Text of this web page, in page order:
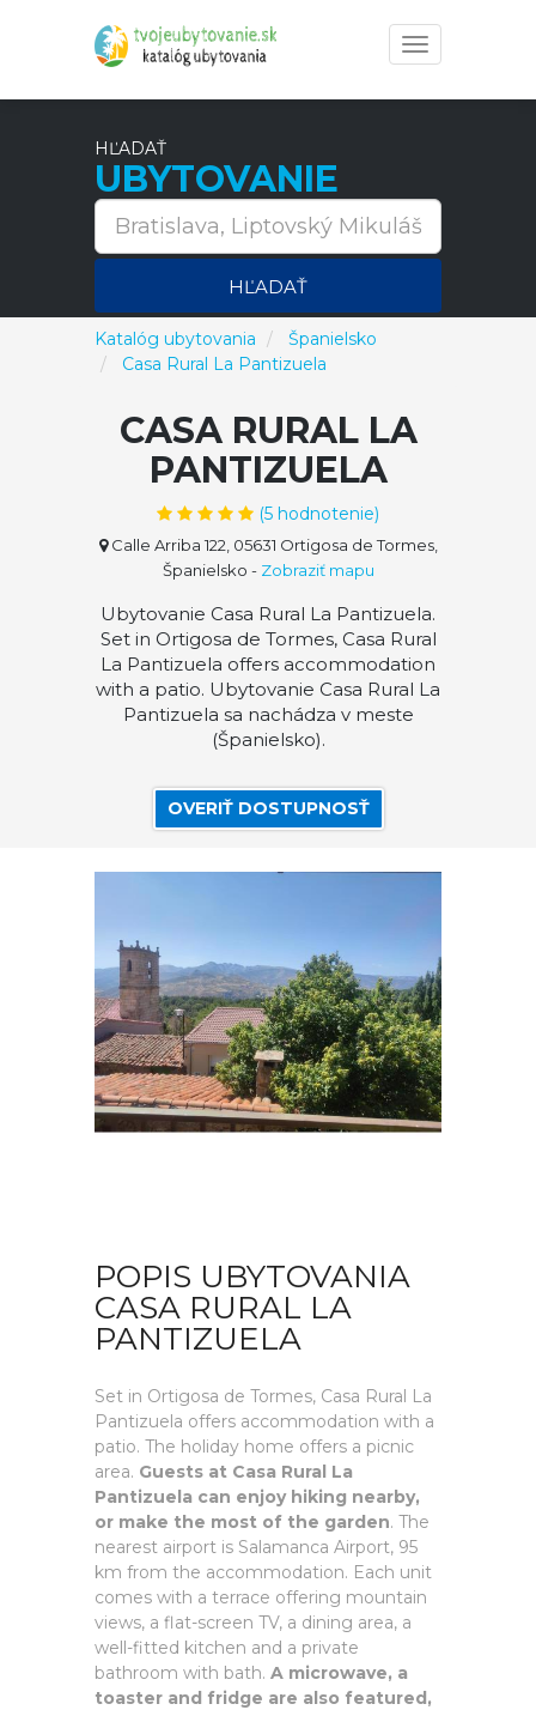
Toggle
navigation
HĽADAŤ
UBYTOVANIE
HĽADAŤ
Katalóg ubytovania
Španielsko
Casa Rural La Pantizuela
CASA RURAL LA
PANTIZUELA
(5 hodnotenie)
Calle Arriba 122, 05631 Ortigosa de Tormes,
Španielsko - Zobraziť mapu
Ubytovanie Casa Rural La Pantizuela.
Set in Ortigosa de Tormes, Casa Rural
La Pantizuela offers accommodation
with a patio. Ubytovanie Casa Rural La
Pantizuela sa nachádza v meste
(Španielsko).
OVERIŤ DOSTUPNOSŤ
POPIS UBYTOVANIA
CASA RURAL LA
PANTIZUELA
Set in Ortigosa de Tormes, Casa Rural La
Pantizuela offers accommodation with a
patio. The holiday home offers a picnic
area. Guests at Casa Rural La
Pantizuela can enjoy hiking nearby,
or make the most of the garden. The
nearest airport is Salamanca Airport, 95
km from the accommodation. Each unit
comes with a terrace offering mountain
views, a flat-screen TV, a dining area, a
well-fitted kitchen and a private
bathroom with bath. A microwave, a
toaster and fridge are also featured,